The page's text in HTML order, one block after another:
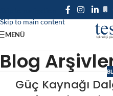
Skip to main content
MENÜ
Blog
Güç Kaynağı